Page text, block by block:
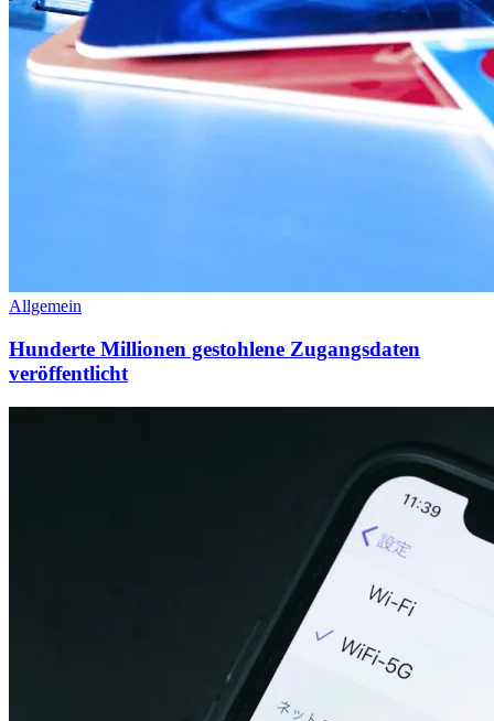
Allgemein
Hunderte Millionen gestohlene Zugangsdaten
veröffentlicht